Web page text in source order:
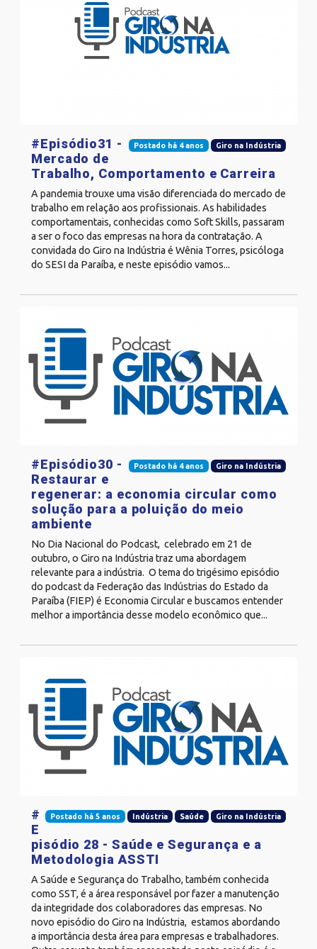
Postado há 4 anos Giro na Indústria
#Episódio31 -
Mercado de
Trabalho, Comportamento e Carreira
A pandemia trouxe uma visão diferenciada do mercado de
trabalho em relação aos profissionais. As habilidades
comportamentais, conhecidas como Soft Skills, passaram
a ser o foco das empresas na hora da contratação. A
convidada do Giro na Indústria é Wênia Torres, psicóloga
do SESI da Paraíba, e neste episódio vamos...
Postado há 4 anos Giro na Indústria
#Episódio30 -
Restaurar e
regenerar: a economia circular como
solução para a poluição do meio
ambiente
No Dia Nacional do Podcast, celebrado em 21 de
outubro, o Giro na Indústria traz uma abordagem
relevante para a indústria. O tema do trigésimo episódio
do podcast da Federação das Indústrias do Estado da
Paraíba (FIEP) é Economia Circular e buscamos entender
melhor a importância desse modelo econômico que...
Postado há 5 anos Indústria Saúde Giro na Indústria
#
E
pisódio 28 - Saúde e Segurança e a
Metodologia ASSTI
A Saúde e Segurança do Trabalho, também conhecida
como SST, é a área responsável por fazer a manutenção
da integridade dos colaboradores das empresas. No
novo episódio do Giro na Indústria, estamos abordando
a importância desta área para empresas e trabalhadores.